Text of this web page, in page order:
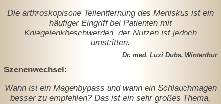
Die arthroskopische Teilentfernung des Meniskus ist ein
häufiger Eingriff bei Patienten mit
Kniegelenkbeschwerden, der Nutzen ist jedoch
umstritten.
Dr. med. Luzi Dubs, Winterthur
Szenenwechsel:
Wann ist ein Magenbypass und wann ein Schlauchmagen
besser zu empfehlen? Das ist ein sehr großes Thema,